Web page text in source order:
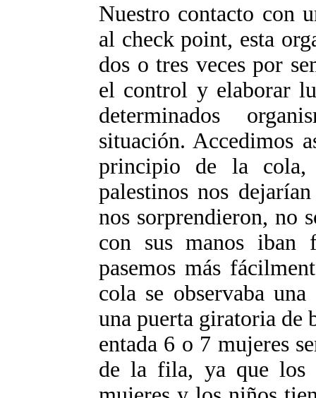
Nuestro contacto con
al check point, esta
dos o tres veces por
el control y elaborar
determinados
situación. Accedimos
principio de la cola,
palestinos nos
nos sorprendieron, no
con sus manos iban
pasemos más
cola se observaba
una puerta giratoria de
entada 6 o 7 mujeres
de la fila, ya que los